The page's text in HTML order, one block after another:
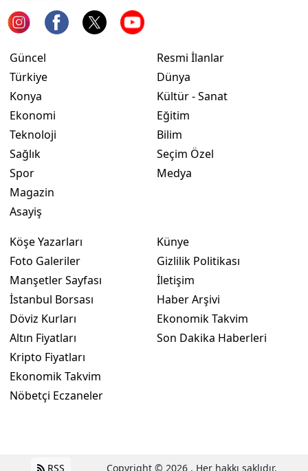
Iğdır
Düzce
Güncel
Türkiye
Konya
Ekonomi
Teknoloji
Sağlık
Spor
Magazin
Asayiş
Resmi İlanlar
Dünya
Kültür - Sanat
Eğitim
Bilim
Seçim Özel
Medya
Köşe Yazarları
Foto Galeriler
Manşetler Sayfası
İstanbul Borsası
Döviz Kurları
Altın Fiyatları
Kripto Fiyatları
Ekonomik Takvim
Nöbetçi Eczaneler
Künye
Gizlilik Politikası
İletişim
Haber Arşivi
Ekonomik Takvim
Son Dakika Haberleri
RSS Copyright © 2026 . Her hakkı saklıdır.